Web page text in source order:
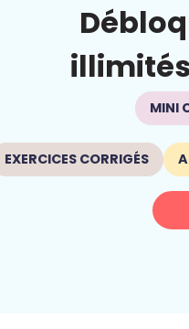
illimités
MINI
EXERCICES CORRIGÉS